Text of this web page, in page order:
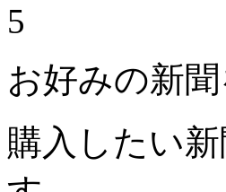
5
お好みの新
購入したい